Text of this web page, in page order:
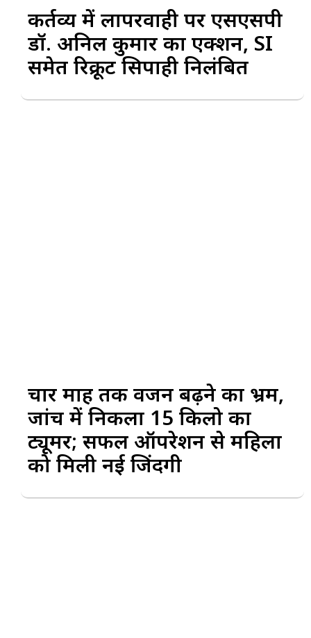
कर्तव्य में लापरवाही पर एसएसपी
डॉ. अनिल कुमार का एक्शन, SI
समेत रिक्रूट सिपाही निलंबित
चार माह तक वजन बढ़ने का भ्रम,
जांच में निकला 15 किलो का
ट्यूमर; सफल ऑपरेशन से महिला
को मिली नई जिंदगी